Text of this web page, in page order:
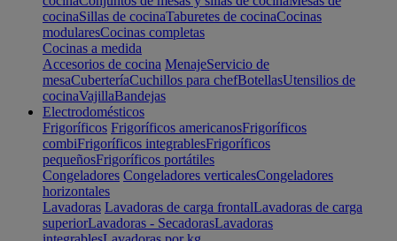
cocinaSillas de cocinaTaburetes de cocinaCocinas
modularesCocinas completas
Cocinas a medida
Accesorios de cocina MenajeServicio de
mesaCuberteríaCuchillos para chefBotellasUtensilios de
cocinaVajillaBandejas
Electrodomésticos
Frigoríficos Frigoríficos americanosFrigoríficos
combiFrigoríficos integrablesFrigoríficos
pequeñosFrigoríficos portátiles
Congeladores Congeladores verticalesCongeladores
horizontales
Lavadoras Lavadoras de carga frontalLavadoras de carga
superiorLavadoras - SecadorasLavadoras